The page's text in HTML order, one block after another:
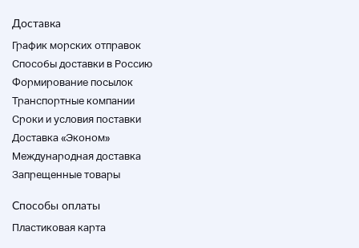
Средняя + 2 секунды
Тип календаря
Дата показа
цвет
Слоновая кость
Доставка
График морских отправок
Способы доставки в Россию
Формирование посылок
Транспортные компании
Cроки и условия поставки
Доставка «Эконом»
Международная доставка
Запрещенные товары
Способы оплаты
Пластиковая карта